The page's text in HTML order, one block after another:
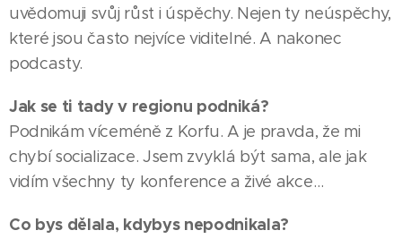
uvědomuji svůj růst i úspěchy. Nejen ty neúspěchy,
které jsou často nejvíce viditelné. A nakonec
podcasty.
Jak se ti tady v regionu podniká?
Podnikám víceméně z Korfu. A je pravda, že mi
chybí socializace. Jsem zvyklá být sama, ale jak
vidím všechny ty konference a živé akce…
Co bys dělala, kdybys nepodnikala?